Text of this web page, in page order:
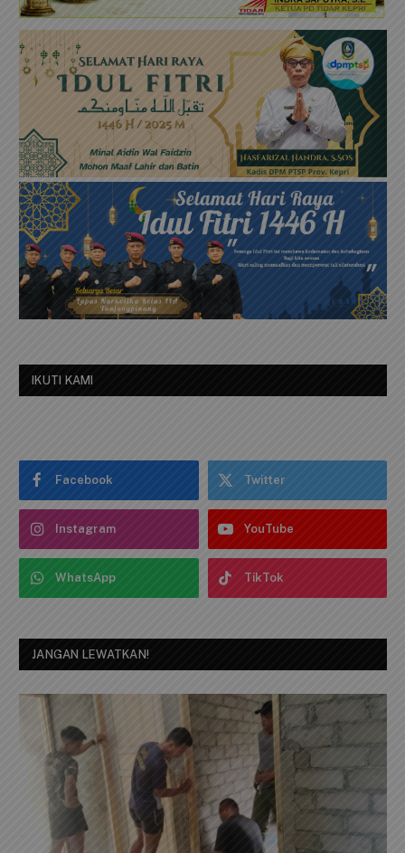
IKUTI KAMI
Facebook Twitter
Instagram YouTube
WhatsApp TikTok
JANGAN LEWATKAN!